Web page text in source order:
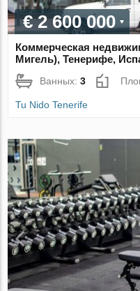
€ 2 600 000
Коммерческая
Мигель), Тенерифе,
Ванных:3
Tu Nido Tenerife